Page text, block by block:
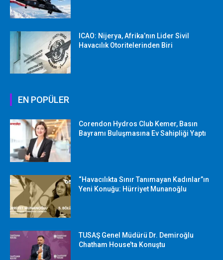
ICAO: Nijerya, Afrika’nın Lider Sivil
Havacılık Otoritelerinden Biri
EN POPÜLER
Corendon Hydros Club Kemer, Basın
Bayramı Buluşmasına Ev Sahipliği Yaptı
“Havacılıkta Sınır Tanımayan Kadınlar”ın
Yeni Konuğu: Hürriyet Munanoğlu
TUSAŞ Genel Müdürü Dr. Demiroğlu
Chatham House’ta Konuştu